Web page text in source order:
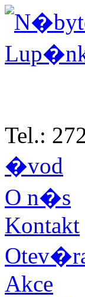
Tel.:
�vod
O n�s
Kontakt
Akce